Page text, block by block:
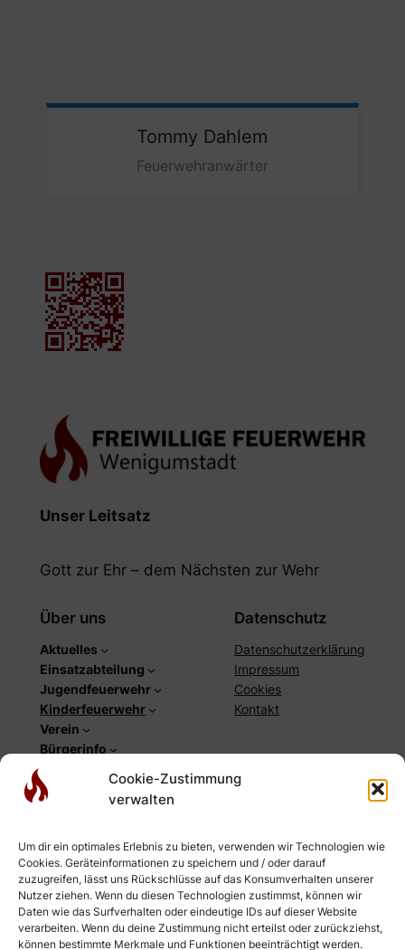
Cookie-Zustimmung
verwalten
Um dir ein optimales Erlebnis zu bieten, verwenden wir Technologien wie
Cookies. Geräteinformationen zu speichern und / oder darauf
zuzugreifen, lässt uns Rückschlüsse auf das Konsumverhalten unserer
Nutzer ziehen. Wenn du diesen Technologien zustimmst, können wir
Daten wie das Surfverhalten oder eindeutige IDs auf dieser Website
verarbeiten. Wenn du deine Zustimmung nicht erteilst oder zurückziehst,
können bestimmte Merkmale und Funktionen beeinträchtigt werden.
Tommy Dahlem
Feuerwehranwärter
Unser Leitsatz
Gott zur Ehr – dem Nächsten zur Wehr
Über uns
Aktuelles
Einsatzabteilung
Jugendfeuerwehr
Kinderfeuerwehr
Verein
Bürgerinfo
Datenschutz
Datenschutzerklärung
Impressum
Cookies
Kontakt
Social
YouTube
Newsletter
RSS-Feed Einsätze
RSS-Feed Webseite